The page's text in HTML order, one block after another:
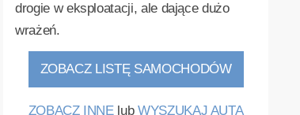
drogie w eksploatacji, ale dające dużo
wrażeń.
ZOBACZ LISTĘ SAMOCHODÓW
ZOBACZ INNElub WYSZUKAJ AUTA